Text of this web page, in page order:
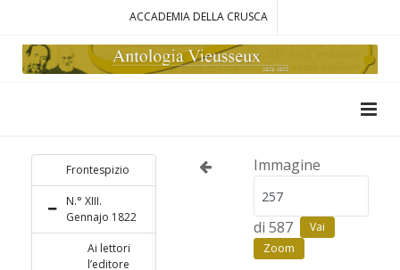
ACCADEMIA DELLA CRUSCA
Frontespizio
N.° XIII.
Gennajo 1822
Ai lettori
l’editore
Immagine
di 587
Vai
Zoom